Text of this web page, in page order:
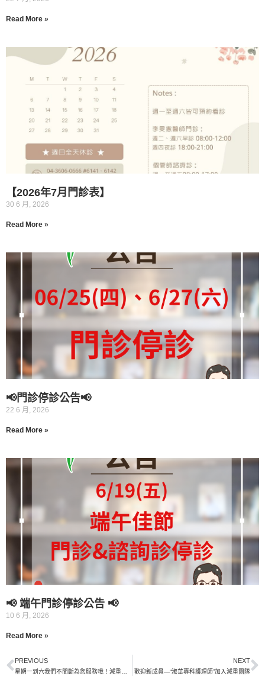
Read More »
【2026年7月門診表】
30 6 月, 2026
Read More »
📢門診停診公告📢
22 6 月, 2026
Read More »
📢 端午門診停診公告 📢
10 6 月, 2026
Read More »
PREVIOUS
星期一到六我們不間斷為您服務哦！減重門診表
NEXT
歡迎新成員—“淑華專科護理師”加入減重團隊